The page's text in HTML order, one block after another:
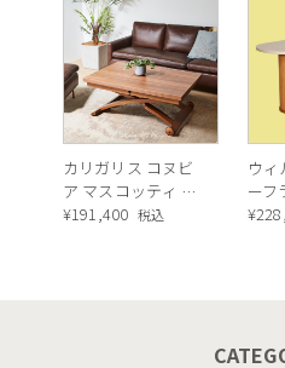
カリガリス コヌビ
ア マスコッティ 伸
長・昇降式テーブ
¥191,400 税込
ウィ
ーフ
ィエ
¥